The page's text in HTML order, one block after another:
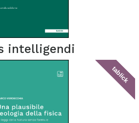
intelligendi
tablick